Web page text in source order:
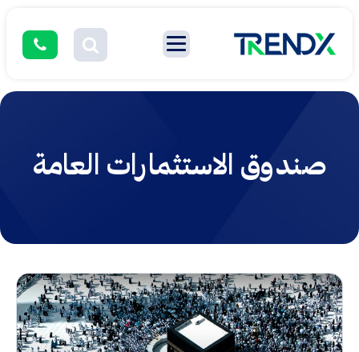
صندوق الاستثمارات العامة